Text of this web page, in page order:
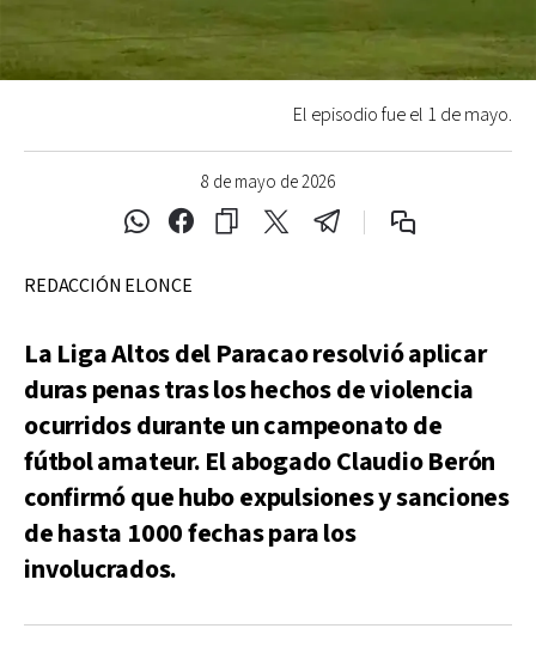
8 de mayo de 2026
El episodio fue el 1 de mayo.
REDACCIÓN ELONCE
La Liga Altos del Paracao resolvió aplicar
duras penas tras los hechos de violencia
ocurridos durante un campeonato de
fútbol amateur. El abogado Claudio Berón
confirmó que hubo expulsiones y sanciones
de hasta 1000 fechas para los
involucrados.